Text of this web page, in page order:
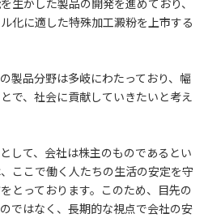
生かした製品の開発を進めており、
化に適した特殊加工澱粉を上市する
製品分野は多岐にわたっており、幅
で、社会に貢献していきたいと考え
して、会社は株主のものであるとい
ここで働く人たちの生活の安定を守
とっております。このため、目先の
ではなく、長期的な視点で会社の安